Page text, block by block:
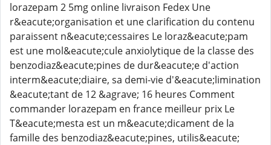
lorazepam 2 5mg online livraison Fedex Une
r&eacute;organisation et une clarification du contenu
paraissent n&eacute;cessaires Le loraz&eacute;pam
est une mol&eacute;cule anxiolytique de la classe des
benzodiaz&eacute;pines de dur&eacute;e d'action
interm&eacute;diaire, sa demi-vie d'&eacute;limination
&eacute;tant de 12 &agrave; 16 heures Comment
commander lorazepam en france meilleur prix Le
T&eacute;mesta est un m&eacute;dicament de la
famille des benzodiaz&eacute;pines, utilis&eacute;